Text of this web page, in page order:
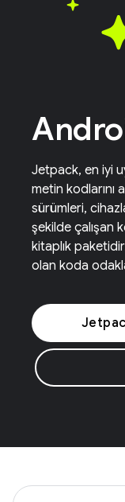
Jetpack, en iyi
metin kodlarını
sürümleri,
şekilde çalışan
kitaplık
olan koda